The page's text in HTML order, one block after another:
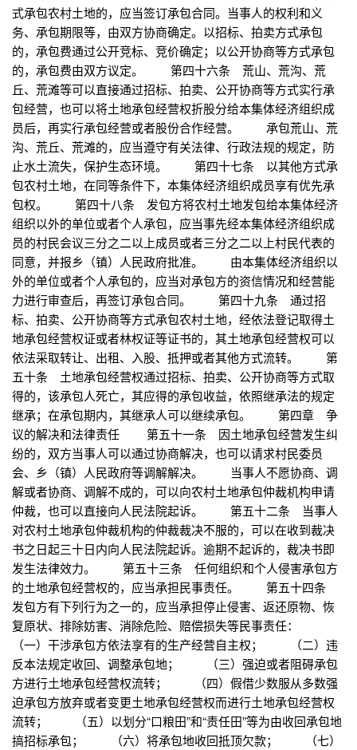
式承包农村土地的，应当签订承包合同。当事人的权利和义
务、承包期限等，由双方协商确定。以招标、拍卖方式承包
的，承包费通过公开竞标、竞价确定；以公开协商等方式承包
的，承包费由双方议定。 第四十六条 荒山、荒沟、荒
丘、荒滩等可以直接通过招标、拍卖、公开协商等方式实行承
包经营，也可以将土地承包经营权折股分给本集体经济组织成
员后，再实行承包经营或者股份合作经营。 承包荒山、荒
沟、荒丘、荒滩的，应当遵守有关法律、行政法规的规定，防
止水土流失，保护生态环境。 第四十七条 以其他方式承
包农村土地，在同等条件下，本集体经济组织成员享有优先承
包权。 第四十八条 发包方将农村土地发包给本集体经济
组织以外的单位或者个人承包，应当事先经本集体经济组织成
员的村民会议三分之二以上成员或者三分之二以上村民代表的
同意，并报乡（镇）人民政府批准。 由本集体经济组织以
外的单位或者个人承包的，应当对承包方的资信情况和经营能
力进行审查后，再签订承包合同。 第四十九条 通过招
标、拍卖、公开协商等方式承包农村土地，经依法登记取得土
地承包经营权证或者林权证等证书的，其土地承包经营权可以
依法采取转让、出租、入股、抵押或者其他方式流转。 第
五十条 土地承包经营权通过招标、拍卖、公开协商等方式取
得的，该承包人死亡，其应得的承包收益，依照继承法的规定
继承；在承包期内，其继承人可以继续承包。 第四章 争
议的解决和法律责任 第五十一条 因土地承包经营发生纠
纷的，双方当事人可以通过协商解决，也可以请求村民委员
会、乡（镇）人民政府等调解解决。 当事人不愿协商、调
解或者协商、调解不成的，可以向农村土地承包仲裁机构申请
仲裁，也可以直接向人民法院起诉。 第五十二条 当事人
对农村土地承包仲裁机构的仲裁裁决不服的，可以在收到裁决
书之日起三十日内向人民法院起诉。逾期不起诉的，裁决书即
发生法律效力。 第五十三条 任何组织和个人侵害承包方
的土地承包经营权的，应当承担民事责任。 第五十四条
发包方有下列行为之一的，应当承担停止侵害、返还原物、恢
复原状、排除妨害、消除危险、赔偿损失等民事责任：
（一）干涉承包方依法享有的生产经营自主权； （二）违
反本法规定收回、调整承包地； （三）强迫或者阻碍承包
方进行土地承包经营权流转； （四）假借少数服从多数强
迫承包方放弃或者变更土地承包经营权而进行土地承包经营权
流转； （五）以划分“口粮田”和“责任田”等为由收回承包地
搞招标承包； （六）将承包地收回抵顶欠款； （七）